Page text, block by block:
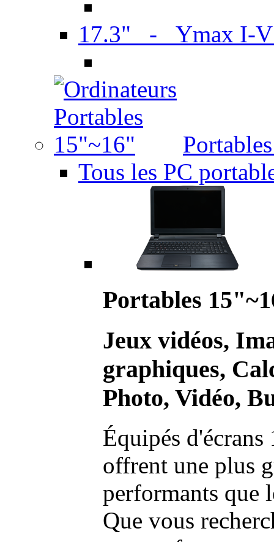
17.3" - Ymax I-
Tous les PC
Portables
Jeux vidéos,
graphiques,
Photo, Vidéo,
Équipés
offrent une plus
performants que
Que vous